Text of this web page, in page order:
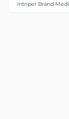
Intriper Brand